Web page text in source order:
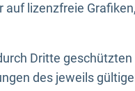
lizenzfreie
Dritte geschützten
des jeweils